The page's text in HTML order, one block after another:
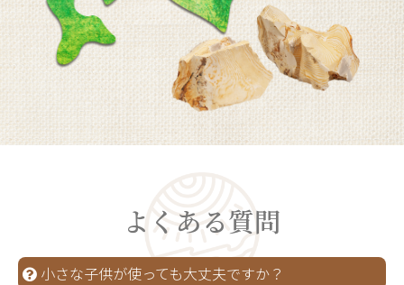
よくある質問
小さな子供が使っても大丈夫ですか？